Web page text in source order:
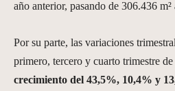
año anterior, pasando de 306.436 m²
Por su parte, las variaciones
primero, tercero y cuarto trimestre
crecimiento del 43,5%, 10,4% y